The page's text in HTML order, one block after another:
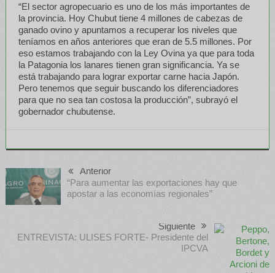
“El sector agropecuario es uno de los más importantes de
la provincia. Hoy Chubut tiene 4 millones de cabezas de
ganado ovino y apuntamos a recuperar los niveles que
teníamos en años anteriores que eran de 5.5 millones. Por
eso estamos trabajando con la Ley Ovina ya que para toda
la Patagonia los lanares tienen gran significancia. Ya se
está trabajando para lograr exportar carne hacia Japón.
Pero tenemos que seguir buscando los diferenciadores
para que no sea tan costosa la producción”, subrayó el
gobernador chubutense.
Anterior
“Para aumentar las exportaciones hay que
apostar a las economías regionales”
Siguiente
ENTREVISTA: ULISES FORTE- Presidente del
IPCVA